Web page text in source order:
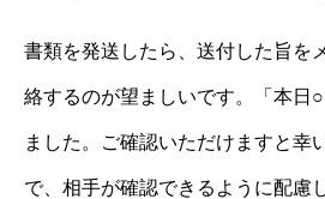
書類を発送したら、送付した旨を
絡するのが望ましいです。「本日
ました。ご確認いただけますと幸
で、相手が確認できるように配慮